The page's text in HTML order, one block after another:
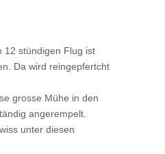
12 stündigen Flug ist
Da wird reingepfertcht
grosse Mühe in den
angerempelt.
unter diesen